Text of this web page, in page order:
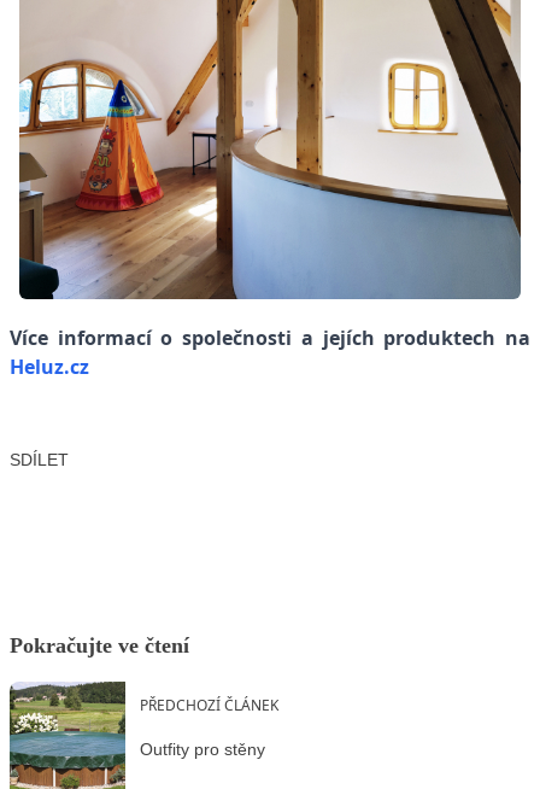
Více informací o společnosti a jejích produktech na
Heluz.cz
SDÍLET
Pokračujte ve čtení
PŘEDCHOZÍ ČLÁNEK
Outfity pro stěny